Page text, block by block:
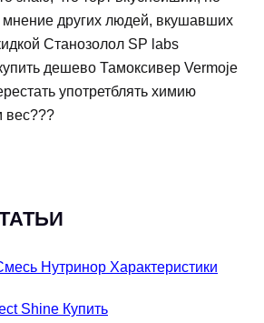
мнение других людей, вкушавших
Станозолол SP labs
дешево Тамоксивер Vermoje
употретблять химию
вес???
Нутринор Характеристики
Shine Купить